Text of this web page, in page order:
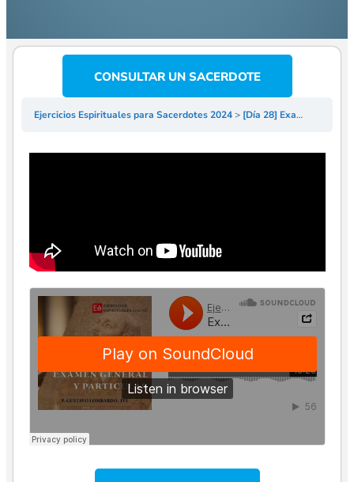
CONSULTAR UN SACERDOTE
Ejercicios Espirituales para Sacerdotes 2024 [Día 28] Examen General y Particular – EE Sacerdotes 2024 – P Gonzalo Ruiz